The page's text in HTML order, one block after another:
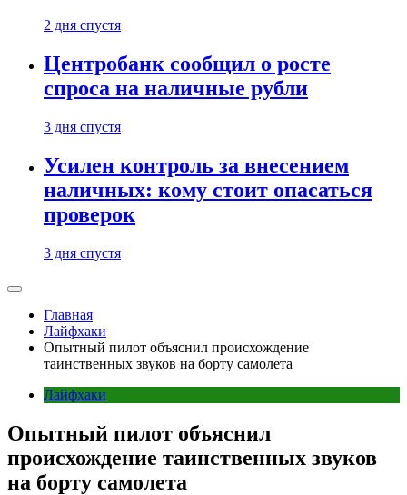
2 дня спустя
Центробанк сообщил о росте
спроса на наличные рубли
3 дня спустя
Усилен контроль за внесением
наличных: кому стоит опасаться
проверок
3 дня спустя
Главная
Лайфхаки
Опытный пилот объяснил происхождение
таинственных звуков на борту самолета
Лайфхаки
Опытный пилот объяснил
происхождение таинственных звуков
на борту самолета